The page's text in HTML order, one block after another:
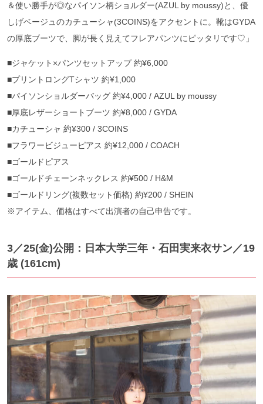
＆使い勝手が◎なパイソン柄ショルダー(AZUL by moussy)と、優
しげベージュのカチューシャ(3COINS)をアクセントに。靴はGYDA
の厚底ブーツで、脚が長く見えてフレアパンツにピッタリです♡」
■ジャケット×パンツセットアップ 約¥6,000
■プリントロングTシャツ 約¥1,000
■パイソンショルダーバッグ 約¥4,000 / AZUL by moussy
■厚底レザーショートブーツ 約¥8,000 / GYDA
■カチューシャ 約¥300 / 3COINS
■フラワービジューピアス 約¥12,000 / COACH
■ゴールドピアス
■ゴールドチェーンネックレス 約¥500 / H&M
■ゴールドリング(複数セット価格) 約¥200 / SHEIN
※アイテム、価格はすべて出演者の自己申告です。
3／25(金)公開：日本大学三年・石田実来衣サン／19
歳 (161cm)